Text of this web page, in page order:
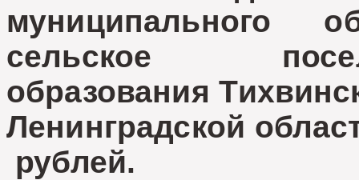
муниципального
сельское
образования
Ленинградской
рублей.